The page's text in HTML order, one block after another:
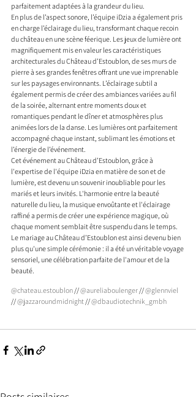
parfaitement adaptées à la grandeur du lieu.
En plus de l’aspect sonore, l’équipe iDzia a également pris
en charge l’éclairage du lieu, transformant chaque recoin
du château en une scène féerique. Les jeux de lumière ont
magnifiquement mis en valeur les caractéristiques
architecturales du Château d’Estoublon, de ses murs de
pierre à ses grandes fenêtres offrant une vue imprenable
sur les paysages environnants. L’éclairage subtil a
également permis de créer des ambiances variées au fil
de la soirée, alternant entre moments doux et
romantiques pendant le dîner et atmosphères plus
animées lors de la danse. Les lumières ont parfaitement
accompagné chaque instant, sublimant les émotions et
l’énergie de l’événement.
Cet événement au Château d’Estoublon, grâce à
l'expertise de l'équipe iDzia en matière de son et de
lumière, est devenu un souvenir inoubliable pour les
mariés et leurs invités. L'harmonie entre la beauté
naturelle du lieu, la musique envoûtante et l'éclairage
raffiné a permis de créer une expérience magique, où
chaque moment semblait être suspendu dans le temps.
Le mariage au Château d’Estoublon est ainsi devenu bien
plus qu'une simple cérémonie : il a été un véritable voyage
sensoriel, une célébration parfaite de l'amour et de la
beauté.
@chateau.estoublon // @aureliaboulenger // @glennviel
// @jazzaroundmidnight // @dbaudiotechnik_gmbh